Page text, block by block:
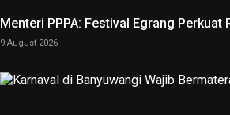
Menteri PPPA: Festival Egrang Perkuat
9 August 2026